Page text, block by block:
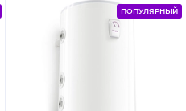
ПОПУЛЯРНЫЙ